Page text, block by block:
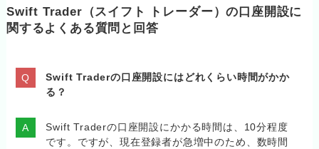
Swift Trader（スイフト トレーダー）の口座開設に
関するよくある質問と回答
Swift Traderの口座開設にはどれくらい時間がかか
る？
Swift Traderの口座開設にかかる時間は、10分程度
です。ですが、現在登録者が急増中のため、数時間